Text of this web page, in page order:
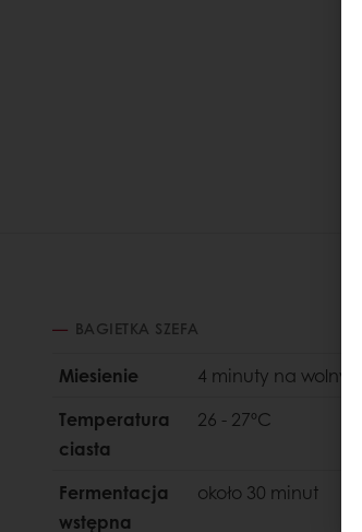
BAGIETKA SZEFA
Miesienie
4 minuty na
Temperatura
ciasta
26 - 27ºC
Fermentacja
wstępna
około 30 minut